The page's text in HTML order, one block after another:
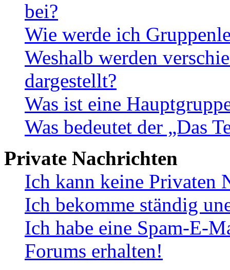
bei?
Wie werde ich
Weshalb werden
dargestellt?
Was ist eine
Was bedeutet der „Das
Private Nachrichten
Ich kann keine Privaten
Ich bekomme ständig
Ich habe eine Spam-E-
Forums erhalten!